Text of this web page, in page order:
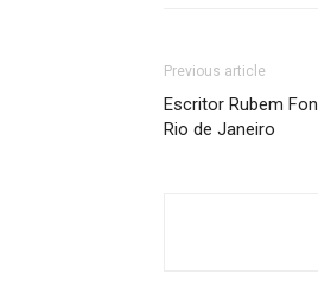
Previous article
Escritor Rubem
Rio de Janeiro